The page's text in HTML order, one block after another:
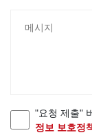
"요청 제출"
정보 보호정